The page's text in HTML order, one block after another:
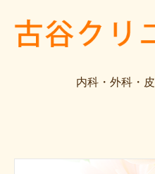
院長紹介内科・外科・